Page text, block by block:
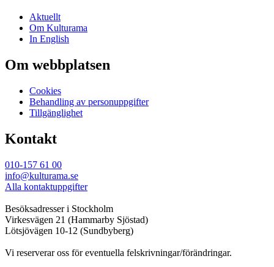
Aktuellt
Om Kulturama
In English
Om webbplatsen
Cookies
Behandling av personuppgifter
Tillgänglighet
Kontakt
010-157 61 00
info@kulturama.se
Alla kontaktuppgifter
Besöksadresser i Stockholm
Virkesvägen 21 (Hammarby Sjöstad)
Lötsjövägen 10-12 (Sundbyberg)
Vi reserverar oss för eventuella felskrivningar/förändringar.